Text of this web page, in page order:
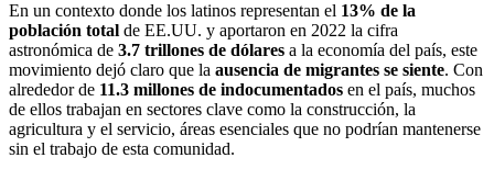
En un contexto donde los latinos representan el 13% de la
población total de EE.UU. y aportaron en 2022 la cifra
astronómica de 3.7 trillones de dólares a la economía del país, este
movimiento dejó claro que la ausencia de migrantes se siente. Con
alrededor de 11.3 millones de indocumentados en el país, muchos
de ellos trabajan en sectores clave como la construcción, la
agricultura y el servicio, áreas esenciales que no podrían mantenerse
sin el trabajo de esta comunidad.